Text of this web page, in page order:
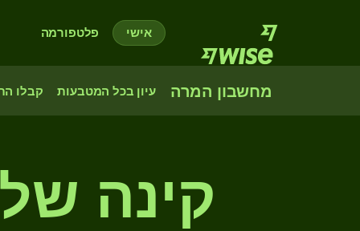
אישי פלטפורמה
מחשבון המרה עיון בכל המטבעות קבלו
קינה